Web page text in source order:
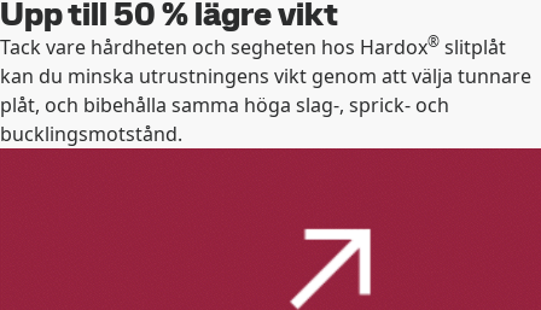
Upp till 50 % lägre vikt
Tack vare hårdheten och segheten hos Hardox® slitplåt
kan du minska utrustningens vikt genom att välja tunnare
plåt, och bibehålla samma höga slag-, sprick- och
bucklingsmotstånd.